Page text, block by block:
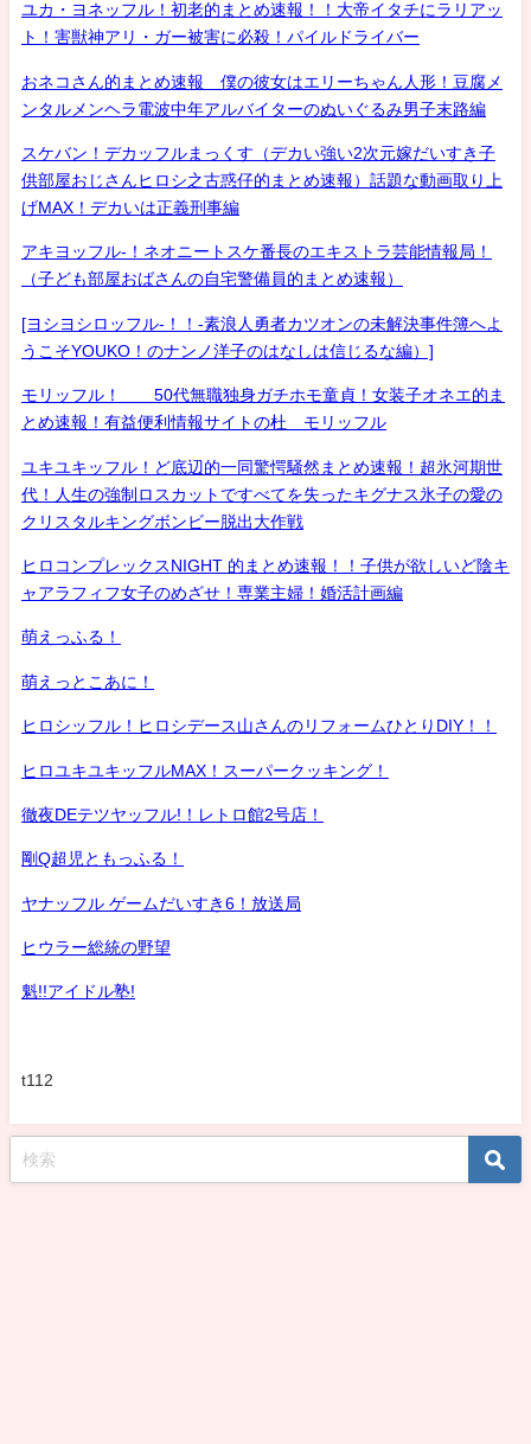
ユカ・ヨネッフル！初老的まとめ速報！！大帝イタチにラリアッ
ト！害獣神アリ・ガー被害に必殺！パイルドライバー
おネコさん的まとめ速報 僕の彼女はエリーちゃん人形！豆腐メ
ンタルメンヘラ電波中年アルバイターのぬいぐるみ男子末路編
スケバン！デカッフルまっくす（デカい強い2次元嫁だいすき子
供部屋おじさんヒロシ之古惑仔的まとめ速報）話題な動画取り上
げMAX！デカいは正義刑事編
アキヨッフル-！ネオニートスケ番長のエキストラ芸能情報局！
（子ども部屋おばさんの自宅警備員的まとめ速報）
[ヨシヨシロッフル-！！-素浪人勇者カツオンの未解決事件簿へよ
うこそYOUKO！のナンノ洋子のはなしは信じるな編）]
モリッフル！ 50代無職独身ガチホモ童貞！女装子オネエ的ま
とめ速報！有益便利情報サイトの杜 モリッフル
ユキユキッフル！ど底辺的一同驚愕騒然まとめ速報！超氷河期世
代！人生の強制ロスカットですべてを失ったキグナス氷子の愛の
クリスタルキングボンビー脱出大作戦
ヒロコンプレックスNIGHT 的まとめ速報！！子供が欲しいど陰キ
ャアラフィフ女子のめざせ！専業主婦！婚活計画編
萌えっふる！
萌えっとこあに！
ヒロシッフル！ヒロシデース山さんのリフォームひとりDIY！！
ヒロユキユキッフルMAX！スーパークッキング！
徹夜DEテツヤッフル!！レトロ館2号店！
剛Q超児ともっふる！
ヤナッフル ゲームだいすき6！放送局
ヒウラー総統の野望
魁!!アイドル塾!
t112